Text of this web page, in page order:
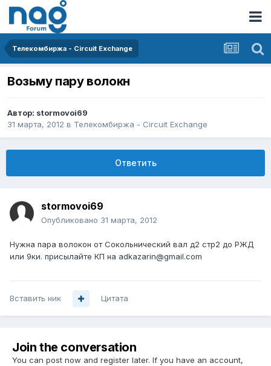
Телекомбиржа - Circuit Exchange
Возьму пару волокн
Автор: stormovoi69
31 марта, 2012 в Телекомбиржа - Circuit Exchange
Ответить
stormovoi69
Опубликовано 31 марта, 2012
Нужна пара волокон от Сокольнический вал д2 стр2 до РЖД
или 9ки. присылайте КП на adkazarin@gmail.com
Вставить ник Цитата
Join the conversation
You can post now and register later. If you have an account,